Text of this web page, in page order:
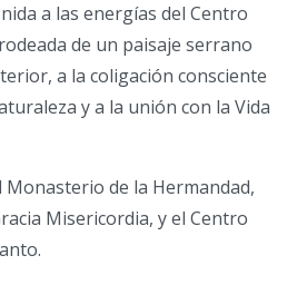
a las energías del Centro
de un paisaje serrano
a la coligación consciente
y a la unión con la Vida
Monasterio de la Hermandad,
Misericordia, y el Centro